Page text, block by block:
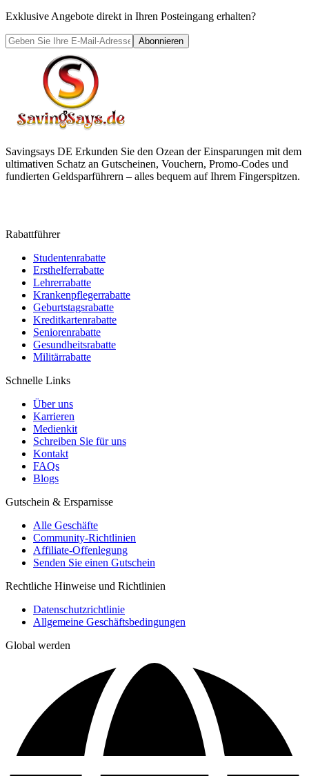
Exklusive Angebote direkt in Ihren Posteingang erhalten?
Abonnieren
Savingsays DE Erkunden Sie den Ozean der Einsparungen mit dem
ultimativen Schatz an Gutscheinen, Vouchern, Promo-Codes und
fundierten Geldsparführern – alles bequem auf Ihrem Fingerspitzen.
Rabattführer
Studentenrabatte
Ersthelferrabatte
Lehrerrabatte
Krankenpflegerrabatte
Geburtstagsrabatte
Kreditkartenrabatte
Seniorenrabatte
Gesundheitsrabatte
Militärrabatte
Schnelle Links
Über uns
Karrieren
Medienkit
Schreiben Sie für uns
Kontakt
FAQs
Blogs
Gutschein & Ersparnisse
Alle Geschäfte
Community-Richtlinien
Affiliate-Offenlegung
Senden Sie einen Gutschein
Rechtliche Hinweise und Richtlinien
Datenschutzrichtlinie
Allgemeine Geschäftsbedingungen
Global werden